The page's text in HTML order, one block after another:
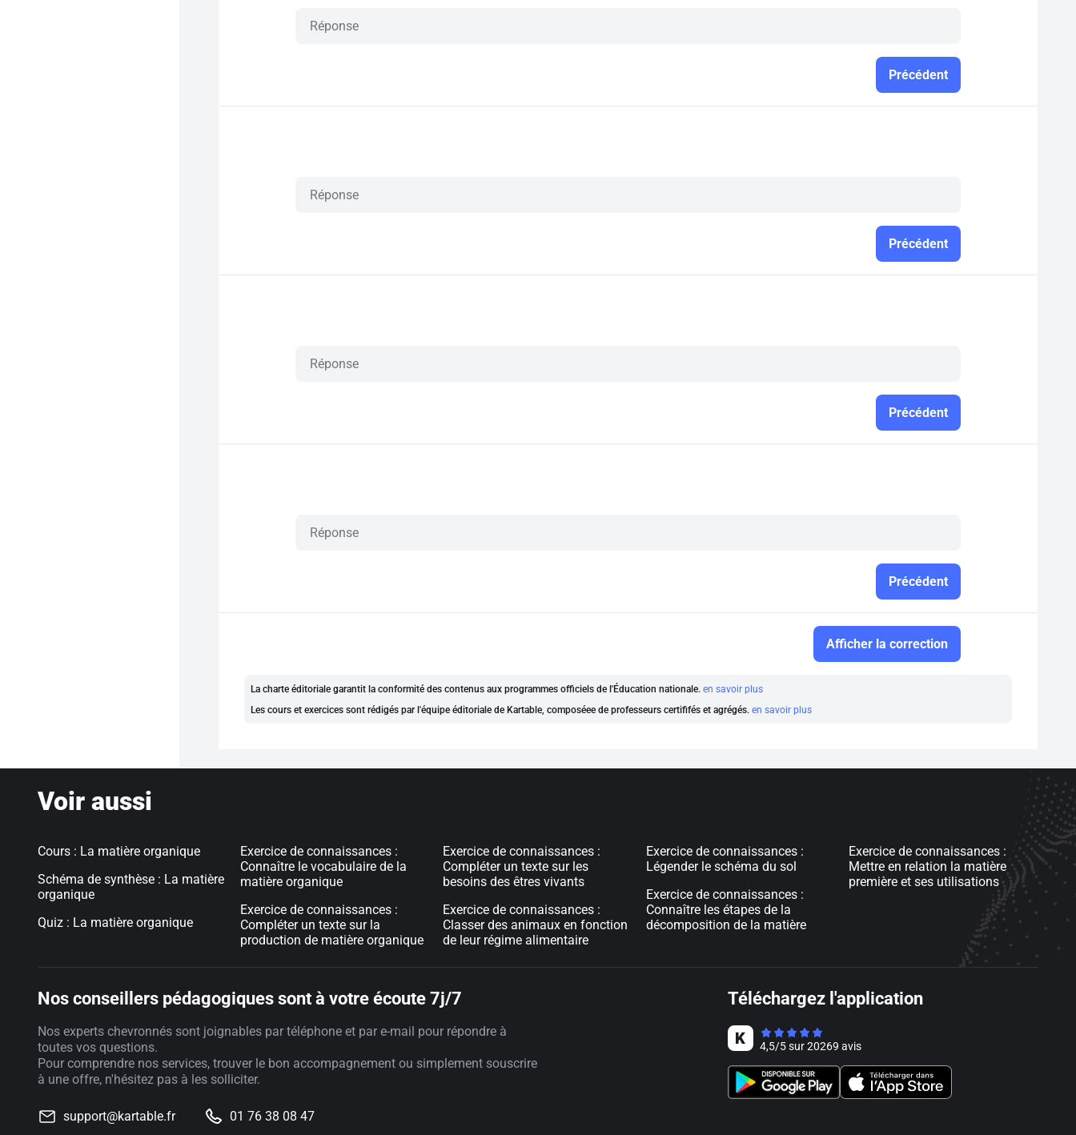
Précédent
Précédent
Précédent
Précédent
Afficher la correction
La charte éditoriale garantit la conformité des contenus aux programmes officiels de l'Éducation nationale. en savoir plus
Les cours et exercices sont rédigés par l'équipe éditoriale de Kartable, composéee de professeurs certififés et agrégés. en savoir plus
Voir aussi
Cours : La matière organique
Schéma de synthèse : La matière
organique
Quiz : La matière organique
Exercice de connaissances :
Connaître le vocabulaire de la
matière organique
Exercice de connaissances :
Compléter un texte sur la
production de matière organique
Exercice de connaissances :
Compléter un texte sur les
besoins des êtres vivants
Exercice de connaissances :
Classer des animaux en fonction
de leur régime alimentaire
Exercice de connaissances :
Légender le schéma du sol
Exercice de connaissances :
Connaître les étapes de la
décomposition de la matière
Exercice de connaissances :
Mettre en relation la matière
première et ses utilisations
Nos conseillers pédagogiques sont à votre écoute 7j/7
Nos experts chevronnés sont joignables par téléphone et par e-mail pour répondre à
toutes vos questions.
Pour comprendre nos services, trouver le bon accompagnement ou simplement souscrire
à une offre, n'hésitez pas à les solliciter.
support@kartable.fr 01 76 38 08 47
Téléchargez l'application
4,5/5sur20269 avis